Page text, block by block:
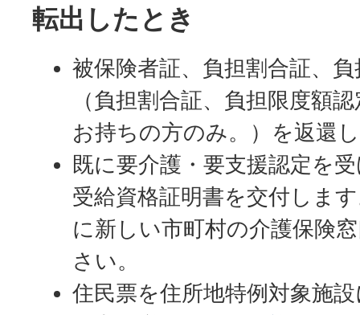
場合で転入後も引き続き減
とするときは、改めて申請
居宅事業所が変わらない場
す。
転出したとき
被保険者証、負担割合証、
（負担割合証、負担限度額
お持ちの方のみ。）を返還
既に要介護・要支援認定を
受給資格証明書を交付しま
に新しい市町村の介護保険
さい。
住民票を住所地特例対象施